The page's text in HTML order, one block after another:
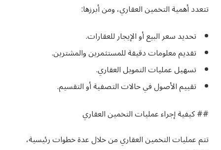
تتعدد أهمية التخمين العقاري، ومن أبرزها:
تحديد سعر البيع أو الإيجار للعقارات.
تقديم معلومات دقيقة للمستثمرين والمشترين.
تسهيل عمليات التمويل العقاري.
تقييم الأصول في حالات التصفية أو التقسيم.
## كيفية إجراء عمليات التخمين العقاري
تتم عمليات التخمين العقاري من خلال عدة خطوات رئيسية،